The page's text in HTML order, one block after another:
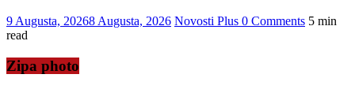
9 Augusta, 20268 Augusta, 2026 Novosti Plus 0 Comments 5 min
read
Zipa photo